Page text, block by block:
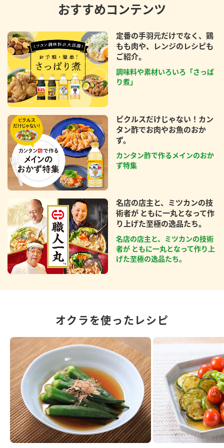
おすすめコンテンツ
定番の手羽元だけでなく、鶏
もも肉や、レンジのレシピも
ご紹介。
調味料や素材いろいろ「さっぱ
り煮」
ピクルスだけじゃない！カン
タン酢でお肉やお魚のおか
ず。
カンタン酢で作るメインのおか
ず特集
名店の店主と、ミツカンの技
術者が ともに一丸となって作
り上げた至極の逸品たち。
名店の店主と、ミツカンの技術
者が ともに一丸となって作り上
げた至極の逸品たち。
オクラを使ったレシピ